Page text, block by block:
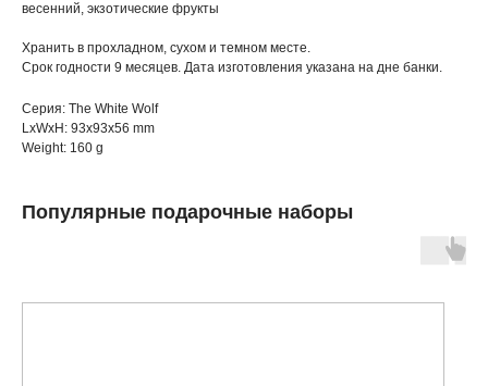
весенний, экзотические фрукты
Хранить в прохладном, сухом и темном месте.
Срок годности 9 месяцев. Дата изготовления указана на дне банки.
Серия: The White Wolf
LxWxH: 93x93x56 mm
Weight: 160 g
Популярные подарочные наборы